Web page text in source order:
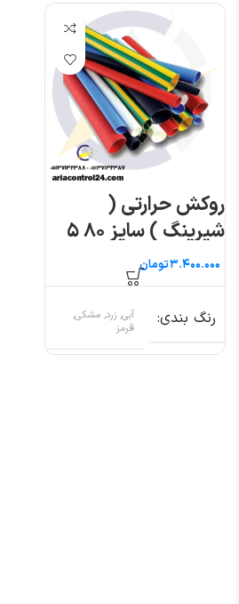
روکش حرارتی (
شیرینگ ) سایز ۸۰ ۵
متری
تومان
رنگ بندی
آبی, زرد, مشکی,
قرمز